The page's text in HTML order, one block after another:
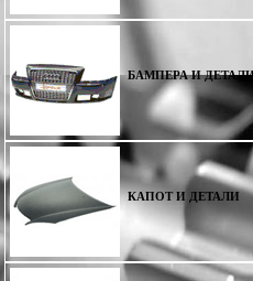
БАМПЕРА И
КАПОТ И ДЕТАЛИ